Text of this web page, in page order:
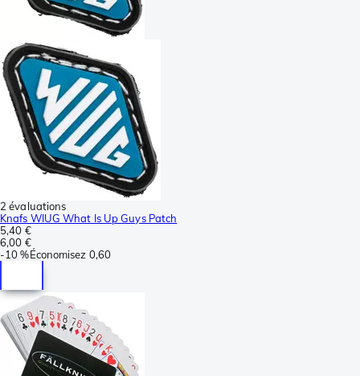
2 évaluations
Knafs WIUG What Is Up Guys Patch
5,40 €
6,00 €
-10 %Économisez 0,60